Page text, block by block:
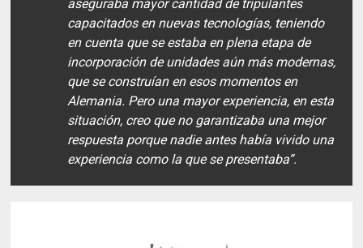
aseguraba mayor cantidad de tripulantes
capacitados en nuevas tecnologías, teniendo
en cuenta que se estaba en plena etapa de
incorporación de unidades aún más modernas,
que se construían en esos momentos en
Alemania. Pero una mayor experiencia, en esta
situación, creo que no garantizaba una mejor
respuesta porque nadie antes había vivido una
experiencia como la que se presentaba”.